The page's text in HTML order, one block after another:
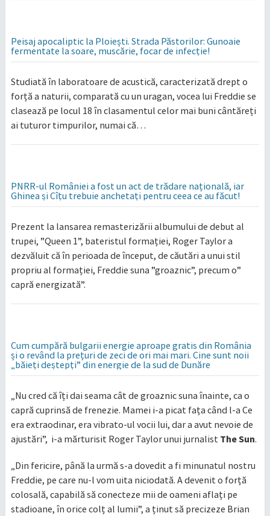
Peisaj apocaliptic la Ploiești. Strada Păstorilor: Gunoaie
fermentate la soare, muscărie, focar de infecție!
Studiată în laboratoare de acustică, caracterizată drept o
forță a naturii, comparată cu un uragan, vocea lui Freddie se
clasează pe locul 18 în clasamentul celor mai buni cântăreți
ai tuturor timpurilor, numai că…
PNRR-ul României a fost un act de trădare națională, iar
Ghinea și Cîțu trebuie anchetați pentru ceea ce au făcut!
Prezent la lansarea remasterizării albumului de debut al
trupei, ”Queen 1”, bateristul formației, Roger Taylor a
dezvăluit că în perioada de început, de căutări a unui stil
propriu al formației, Freddie suna ”groaznic”, precum o”
capră energizată”.
Cum cumpără bulgarii energie aproape gratis din România
și o revând la prețuri de zeci de ori mai mari. Cine sunt noii
„băieți deștepți” din energie de la sud de Dunăre
„Nu cred că îți dai seama cât de groaznic suna înainte, ca o
capră cuprinsă de frenezie. Mamei i-a picat fața când l-a Ce
era extraodinar, era vibrato-ul vocii lui, dar a avut nevoie de
ajustări”, i-a mărturisit Roger Taylor unui jurnalist The Sun.
„Din fericire, până la urmă s-a dovedit a fi minunatul nostru
Freddie, pe care nu-l vom uita niciodată. A devenit o forță
colosală, capabilă să conecteze mii de oameni aflați pe
stadioane, în orice colț al lumii”, a ținut să precizeze Brian